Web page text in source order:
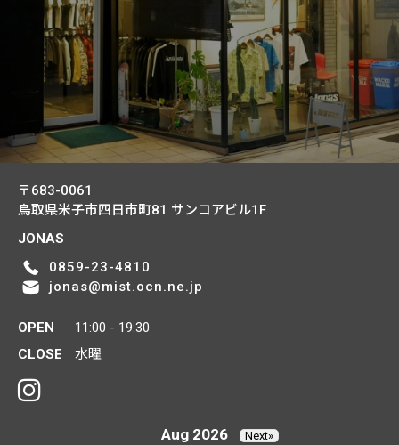
〒683-0061
鳥取県米子市四日市町81 サンコアビル1F
JONAS
0859-23-4810
jonas@mist.ocn.ne.jp
OPEN
11:00 - 19:30
CLOSE
水曜
Aug 2026 Next»